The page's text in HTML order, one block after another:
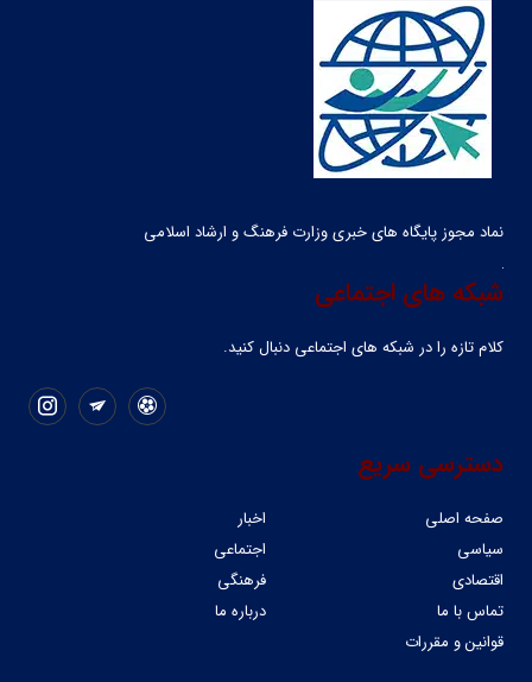
نماد مجوز پایگاه های خبری وزارت فرهنگ و ارشاد اسلامی
شبکه های اجتماعی
کلام تازه را در شبکه ‌های اجتماعی دنبال کنید.
دسترسی سریع
صفحه اصلی
اخبار
سیاسی
اجتماعی
اقتصادی
فرهنگی
تماس با ما
درباره ما
قوانین و مقررات